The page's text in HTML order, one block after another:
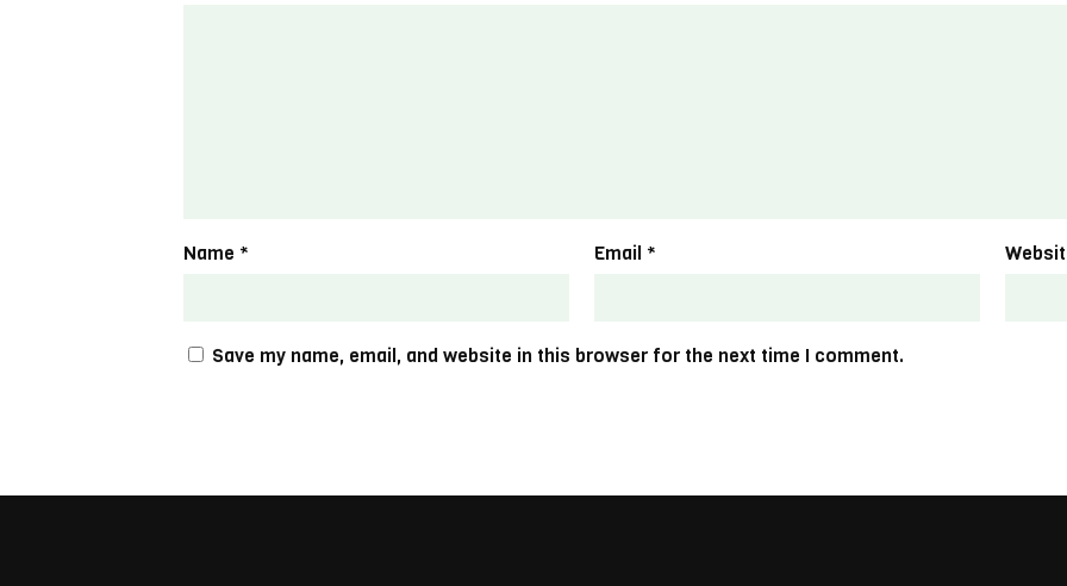
Name * Email *
Save my name, email, and website in this browser for the next time I comment.